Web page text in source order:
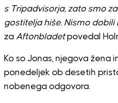
s Tripadvisorja, zato smo
gostitelja hiše. Nismo dobili
za Aftonbladetpovedal
Ko so Jonas, njegova žena
ponedeljek ob desetih
nobenega odgovora.